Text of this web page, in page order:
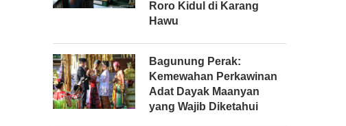
Roro Kidul di Karang
Hawu
Bagunung Perak:
Kemewahan Perkawinan
Adat Dayak Maanyan
yang Wajib Diketahui